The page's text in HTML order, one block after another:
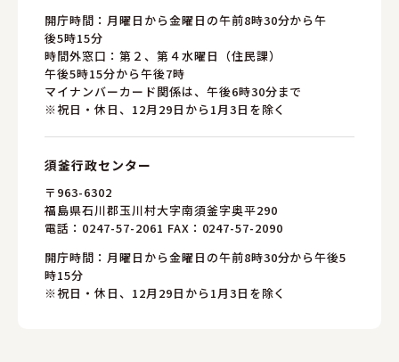
開庁時間：月曜日から金曜日の午前8時30分から午
後5時15分
時間外窓口：第２、第４水曜日（住民課）
午後5時15分から午後7時
マイナンバーカード関係は、午後6時30分まで
※祝日・休日、12月29日から1月3日を除く
須釜行政センター
〒963-6302
福島県石川郡玉川村大字南須釜字奥平290
電話： 0247-57-2061 FAX：0247-57-2090
開庁時間：月曜日から金曜日の午前8時30分から午後5
時15分
※祝日・休日、12月29日から1月3日を除く